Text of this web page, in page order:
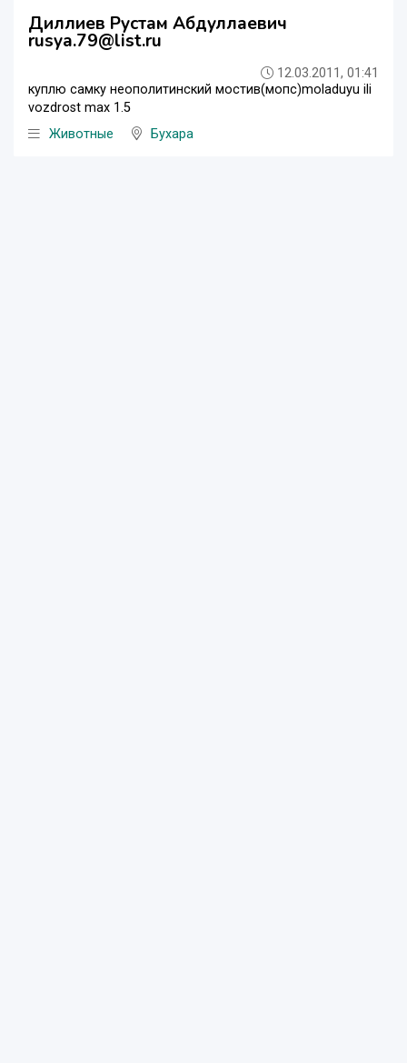
Диллиев Рустам Абдуллаевич
rusya.79@list.ru
12.03.2011, 01:41
куплю самку неополитинский мостив(мопс)moladuyu ili
vozdrost max 1.5
Животные
Бухара